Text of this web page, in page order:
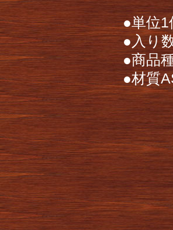
●単位1
●入り
●商品
●材質